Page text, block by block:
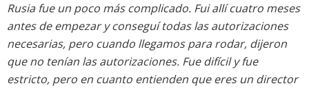
Rusia fue un poco más complicado. Fui allí cuatro meses
antes de empezar y conseguí todas las autorizaciones
necesarias, pero cuando llegamos para rodar, dijeron
que no tenían las autorizaciones. Fue difícil y fue
estricto, pero en cuanto entienden que eres un director